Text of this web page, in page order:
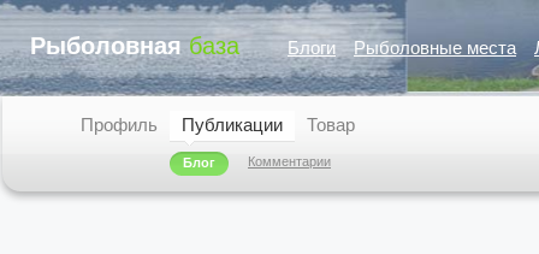
Рыболовная база Блоги Рыболовные места
Профиль Публикации
Блог Комментарии
Товар